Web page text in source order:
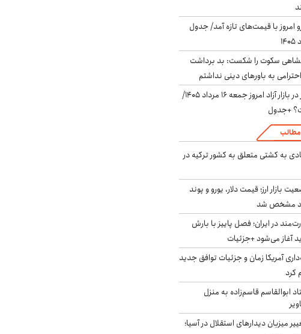
امروز با قیمت‌های تازه آمد/ جدول
سکوت را شکست: بد برداشت
به باورهای دینی نداشتم
قیمت دلار در بازار آزاد امروز جمعه ۱۶ مرداد ۱۴۰۵/
+جدول
به کشتی متعلق به کشور ترکیه در
بازار ارز؛ قیمت دلار، یورو و پوند
در ایران؛ فصل پاییز با بارش
آغاز می‌شود +جزئیات
آمریکا زمان و جزئیات توافق جدید
کرد
ابوالقاسم قاسم‌زاده به منزل
میزبان دیدارهای استقلال در آسیا؛